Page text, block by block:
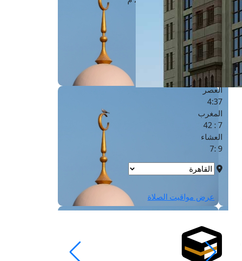
الفجر
4 :43
الشروق
6 :18
الظهر
العصر
4:37
المغرب
7 : 42
العشاء
9 :7
عرض مواقيت الصلاة